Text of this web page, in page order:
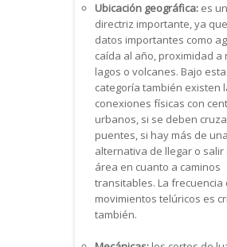
Ubicación geográfica: es
directriz importante, ya
datos importantes como
caída al año, proximidad a
lagos o volcanes. Bajo esta
categoría también existen
conexiones físicas con
urbanos, si se deben
puentes, si hay más de una
alternativa de llegar o salir
área en cuanto a caminos
transitables. La frecuencia
movimientos telúricos es
también.